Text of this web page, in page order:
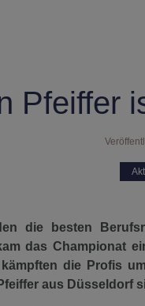
Pfeiffer
die besten
das Championat
kämpften die Profis
aus Düsseldorf